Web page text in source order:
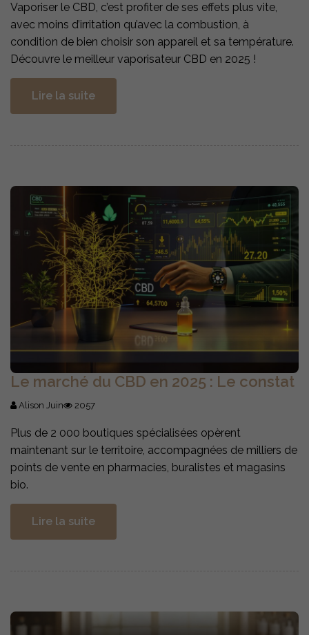
Vaporiser le CBD, c’est profiter de ses effets plus vite,
avec moins d’irritation qu’avec la combustion, à
condition de bien choisir son appareil et sa température.
Découvre le meilleur vaporisateur CBD en 2025 !
Lire la suite
Le marché du CBD en 2025 : Le constat
Alison Juin 2057
Plus de 2 000 boutiques spécialisées opèrent
maintenant sur le territoire, accompagnées de milliers de
points de vente en pharmacies, buralistes et magasins
bio.
Lire la suite